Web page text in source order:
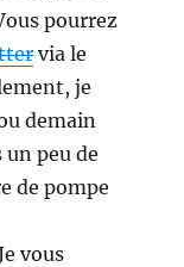
pourrez
via le
je
demain
peu de
de pompe
vous